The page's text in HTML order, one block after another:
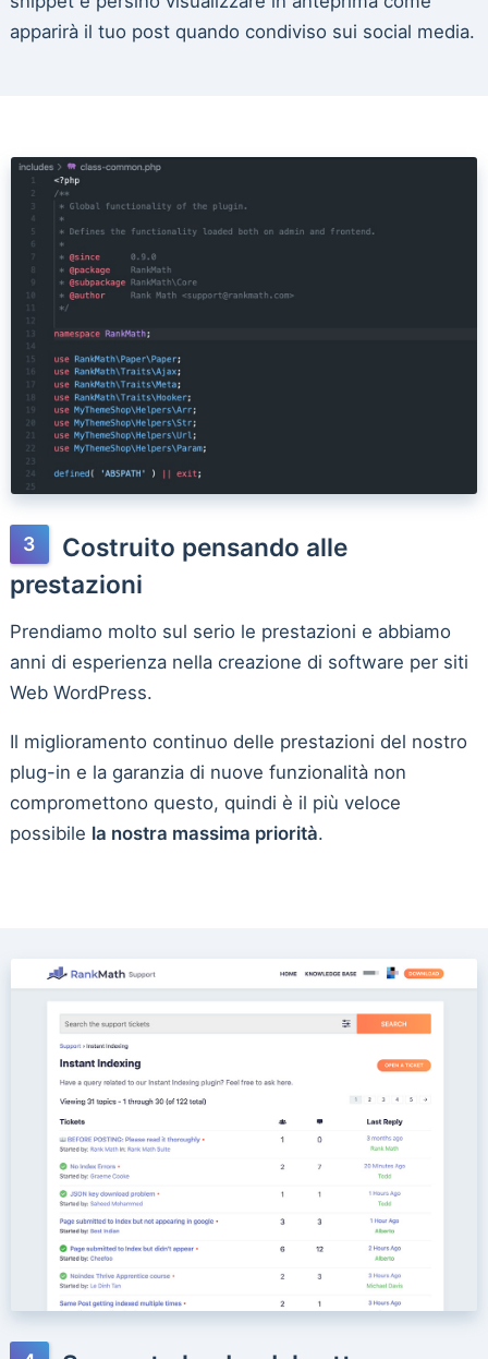
apparirà il tuo post quando condiviso sui social media.
Costruito pensando alle
prestazioni
Prendiamo molto sul serio le prestazioni e abbiamo
anni di esperienza nella creazione di software per siti
Web WordPress.
Il miglioramento continuo delle prestazioni del nostro
plug-in e la garanzia di nuove funzionalità non
compromettono questo, quindi è il più veloce
possibile la nostra massima priorità.